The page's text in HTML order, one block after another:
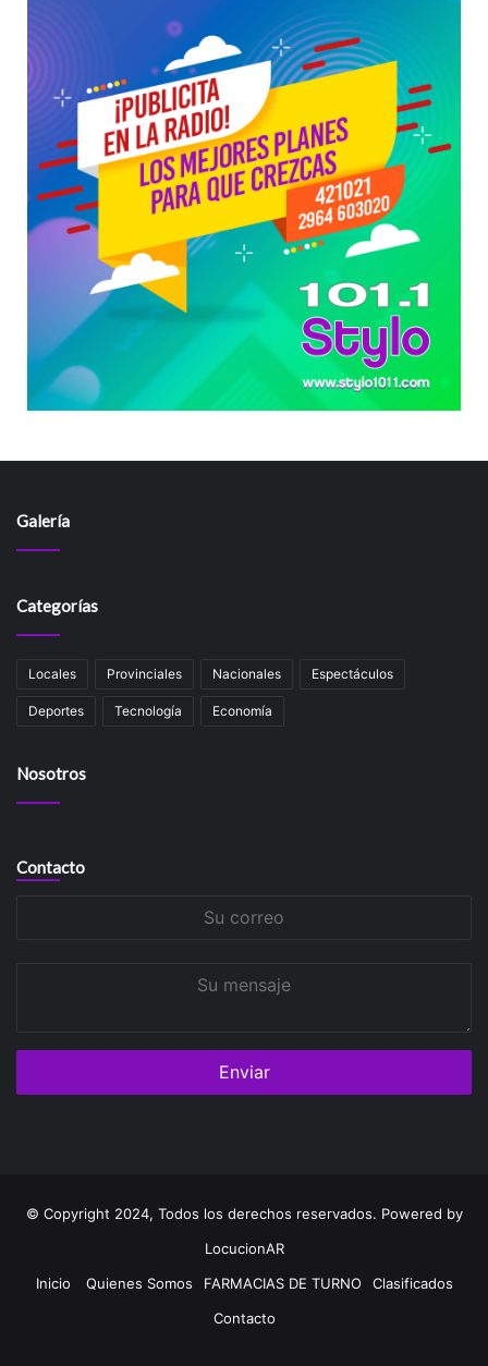
Galería
Categorías
Locales Provinciales Nacionales Espectáculos
Deportes Tecnología Economía
Nosotros
Contacto
© Copyright 2024, Todos los derechos reservados. Powered by
LocucionAR
Inicio
Quienes Somos FARMACIAS DE TURNO
Clasificados
Contacto